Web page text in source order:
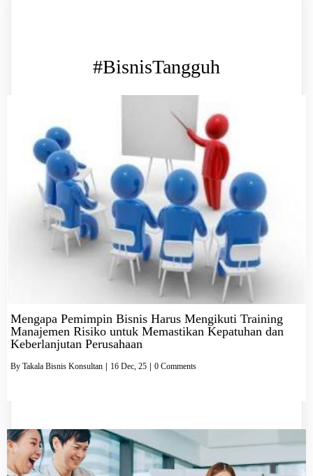
#BisnisTangguh
Mengapa Pemimpin Bisnis Harus Mengikuti Training
Manajemen Risiko untuk Memastikan Kepatuhan dan
Keberlanjutan Perusahaan
By Takala Bisnis Konsultan 16 Dec, 25 0 Comments